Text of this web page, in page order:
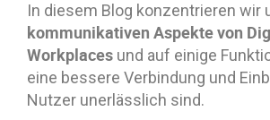
In diesem Blog konzentrieren wir
kommunikativen Aspekte von
Workplaces und auf einige
eine bessere Verbindung und
Nutzer unerlässlich sind.